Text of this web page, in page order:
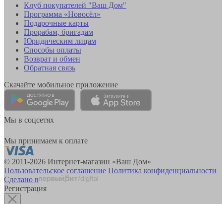
Клуб покупателей "Ваш Дом"
Программа «Новосёл»
Подарочные карты
Прорабам, бригадам
Юридическим лицам
Способы оплаты
Возврат и обмен
Обратная связь
Скачайте мобильное приложение
Мы в соцсетях
Мы принимаем к оплате
© 2011-2026 Интернет-магазин «Ваш Дом»
Пользовательское соглашение Политика конфиденциальности
Сделано в
Регистрация